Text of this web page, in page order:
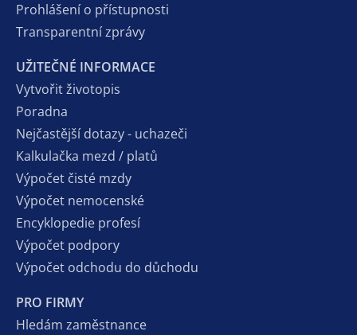
Prohlášení o přístupnosti
Transparentní zprávy
UŽITEČNÉ INFORMACE
Vytvořit životopis
Poradna
Nejčastější dotazy - uchazeči
Kalkulačka mezd / platů
Výpočet čisté mzdy
Výpočet nemocenské
Encyklopedie profesí
Výpočet podpory
Výpočet odchodu do důchodu
PRO FIRMY
Hledám zaměstnance